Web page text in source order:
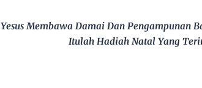
Yesus Membawa Damai Dan Pengampunan
Itulah Hadiah Natal Yang